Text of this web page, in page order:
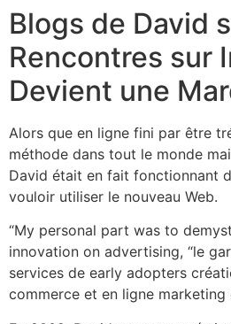
Blogs de David
Rencontres sur
Devient une
Alors que en ligne fini par être
méthode dans tout le monde
David était en fait fonctionnant
vouloir utiliser le nouveau Web.
“My personal part was to
innovation on advertising, “le
services de early adopters
commerce et en ligne